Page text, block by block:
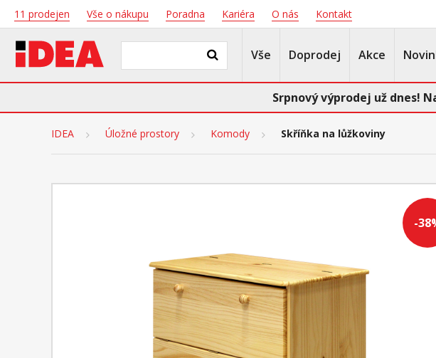
11 prodejen Vše o nákupu Poradna Kariéra O nás Kontakt
Vše Doprodej Akce
Srpnový výprodej už dnes!
IDEA Úložné prostory Komody Skříňka na lůžkoviny
-